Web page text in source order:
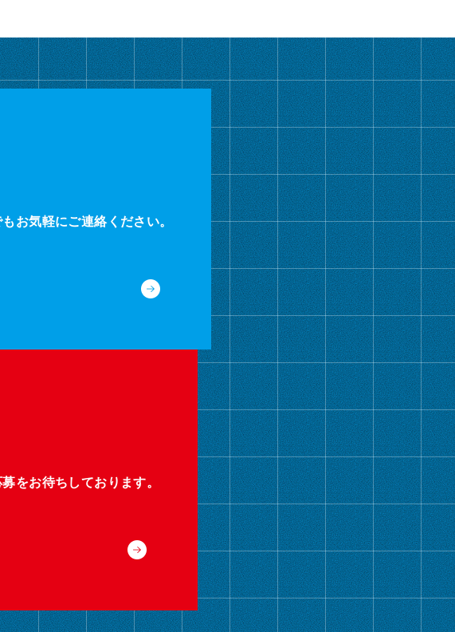
お気軽にご連絡ください。
をお待ちしております。